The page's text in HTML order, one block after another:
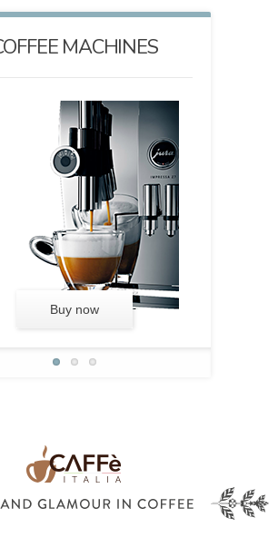
MACHINES
Buy now